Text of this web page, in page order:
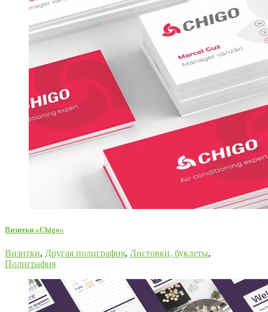
Визитки «Chigo»
Визитки, Другая полиграфия, Листовки, буклеты,
Полиграфия